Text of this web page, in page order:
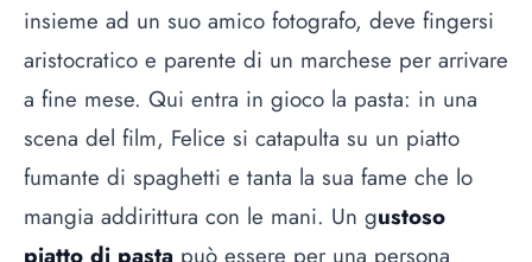
insieme ad un suo amico fotografo, deve fingersi
aristocratico e parente di un marchese per arrivare
a fine mese. Qui entra in gioco la pasta: in una
scena del film, Felice si catapulta su un piatto
fumante di spaghetti e tanta la sua fame che lo
mangia addirittura con le mani. Un gustoso